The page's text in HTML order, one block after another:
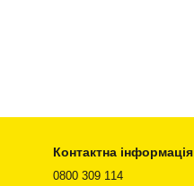
Контактна інформація
0800 309 114